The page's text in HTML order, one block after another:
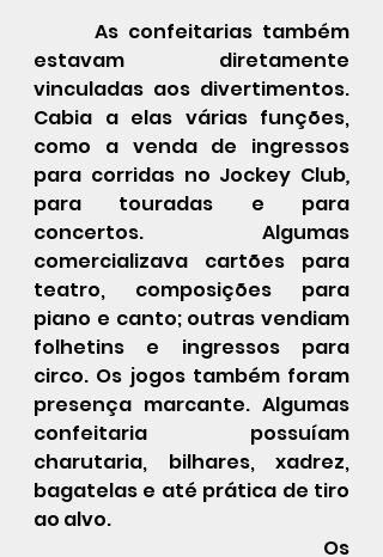
estavam diretamente
vinculadas aos divertimentos.
Cabia a elas várias funções,
como a venda de ingressos
para corridas no Jockey Club
para touradas e para
concertos. Algumas
comercializava cartões para
teatro, composições para
piano e canto; outras vendiam
folhetins e ingressos para
circo. Os jogos também foram
presença marcante. Algumas
confeitaria possuíam
charutaria, bilhares, xadrez,
bagatelas e até prática de tiro
ao alvo.